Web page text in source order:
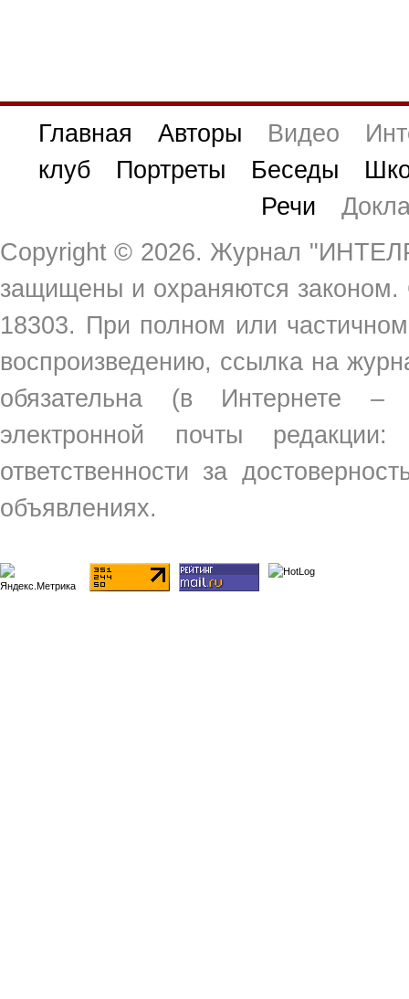
Главная Авторы Видео
клуб
Портреты Беседы
Речи
Copyright © 2026. Журнал
защищены и охраняются
18303. При полном или
воспроизведению, ссылка на
обязательна (в Интернете
электронной почты
ответственности за
объявлениях.